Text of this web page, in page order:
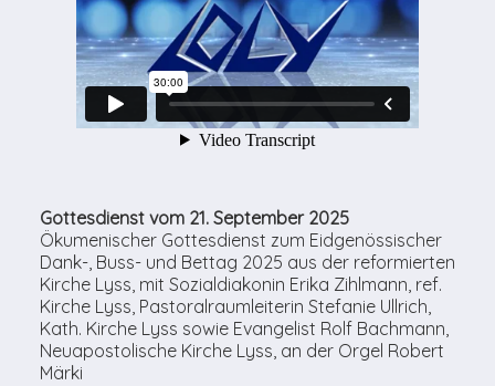
Gottesdienst vom 21. September 2025
Ökumenischer Gottesdienst zum Eidgenössischer
Dank-, Buss- und Bettag 2025 aus der reformierten
Kirche Lyss, mit Sozialdiakonin Erika Zihlmann, ref.
Kirche Lyss, Pastoralraumleiterin Stefanie Ullrich,
Kath. Kirche Lyss sowie Evangelist Rolf Bachmann,
Neuapostolische Kirche Lyss, an der Orgel Robert
Märki